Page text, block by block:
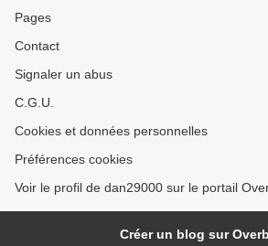
Pages
Contact
Signaler un abus
C.G.U.
Cookies et données personnelles
Préférences cookies
Voir le profil de dan29000 sur le portail
Créer un blog sur